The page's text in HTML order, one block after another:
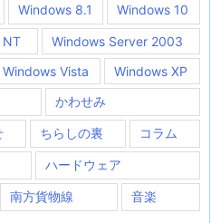
Windows 8.1 Windows 10
NT
Windows Server 2003
Windows Vista
Windows XP
かわせみ
ちらしの裏 コラム
ハードウェア
南方貨物線 音楽